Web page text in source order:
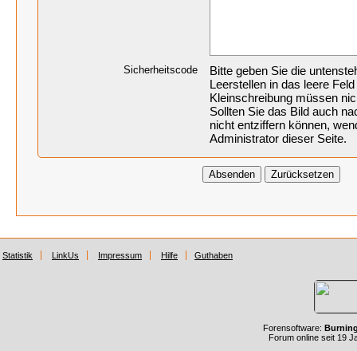
Sicherheitscode
Bitte geben Sie die
Leerstellen in das leere
Kleinschreibung müssen
Sollten Sie das Bild auch
nicht entziffern können,
Administrator dieser Seite.
Statistik LinkUs Impressum Hilfe Guthaben
Forensoftware:
Forum online seit 19